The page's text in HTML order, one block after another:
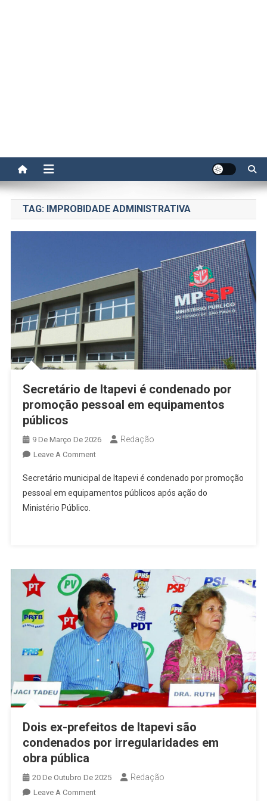
TAG: IMPROBIDADE ADMINISTRATIVA
Secretário de Itapevi é condenado por
promoção pessoal em equipamentos
públicos
9 De Março De 2026 Redação
Leave A CommentOn
De
Itapevi
Em
Equipamentos
Públicos
Secretário municipal de Itapevi é condenado por promoção
pessoal em equipamentos públicos após ação do
Ministério Público.
Dois ex-prefeitos de Itapevi são
condenados por irregularidades em
obra pública
20 De Outubro De 2025 Redação
Leave A CommentOn